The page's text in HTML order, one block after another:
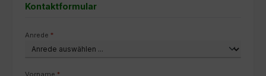
Kontaktformular
Anrede *
Vorname *